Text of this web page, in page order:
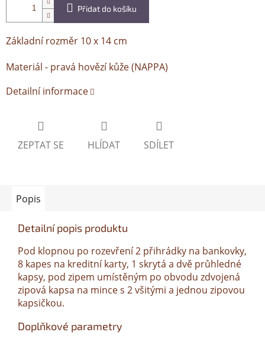
Přidat do košíku
Základní rozměr 10 x 14 cm
Materiál - pravá hovězí kůže (NAPPA)
Detailní informace
ZEPTAT SE HLÍDAT SDÍLET
Popis
Detailní popis produktu
Pod klopnou po rozevření 2 přihrádky na bankovky,
8 kapes na kreditní karty, 1 skrytá a dvě průhledné
kapsy, pod zipem umístěným po obvodu zdvojená
zipová kapsa na mince s 2 všitými a jednou zipovou
kapsičkou.
Doplňkové parametry